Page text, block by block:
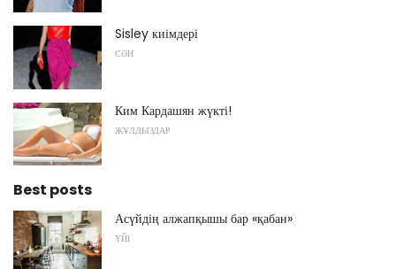
Sisley киімдері
СӘН
Ким Кардашян жүкті!
ЖҰЛДЫЗДАР
Best posts
Асүйдің алжапқышы бар «қабан»
ҮЙІ